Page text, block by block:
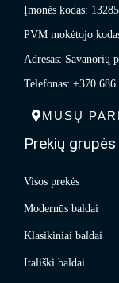
Įmonės kodas:
PVM mokėtojo
Adresas: Savanorių
Telefonas: +370 686
MŪSŲ
Prekių grupės
Visos prekės
Modernūs baldai
Klasikiniai baldai
Itališki baldai